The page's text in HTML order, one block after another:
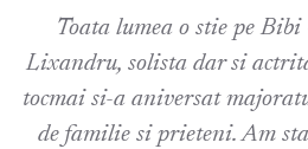
Toata lumea o stie pe
Lixandru, solista dar si
tocmai si-a aniversat
de familie si prieteni. Am